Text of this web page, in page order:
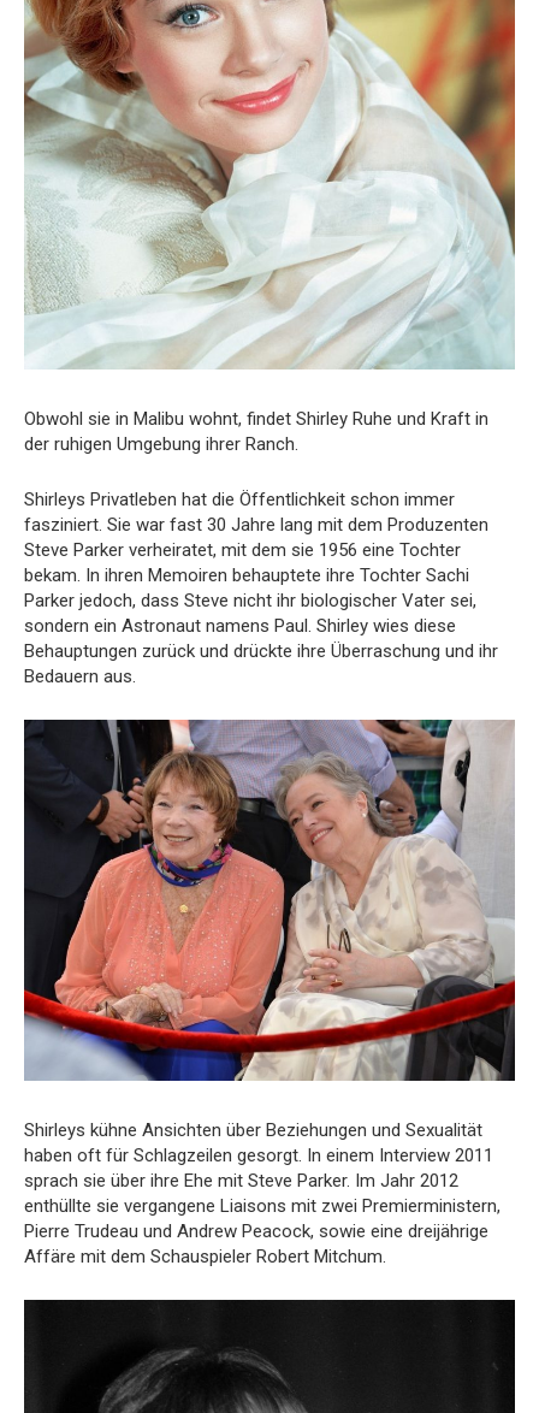
Obwohl sie in Malibu wohnt, findet Shirley Ruhe und Kraft in
der ruhigen Umgebung ihrer Ranch.
Shirleys Privatleben hat die Öffentlichkeit schon immer
fasziniert. Sie war fast 30 Jahre lang mit dem Produzenten
Steve Parker verheiratet, mit dem sie 1956 eine Tochter
bekam. In ihren Memoiren behauptete ihre Tochter Sachi
Parker jedoch, dass Steve nicht ihr biologischer Vater sei,
sondern ein Astronaut namens Paul. Shirley wies diese
Behauptungen zurück und drückte ihre Überraschung und ihr
Bedauern aus.
Shirleys kühne Ansichten über Beziehungen und Sexualität
haben oft für Schlagzeilen gesorgt. In einem Interview 2011
sprach sie über ihre Ehe mit Steve Parker. Im Jahr 2012
enthüllte sie vergangene Liaisons mit zwei Premierministern,
Pierre Trudeau und Andrew Peacock, sowie eine dreijährige
Affäre mit dem Schauspieler Robert Mitchum.